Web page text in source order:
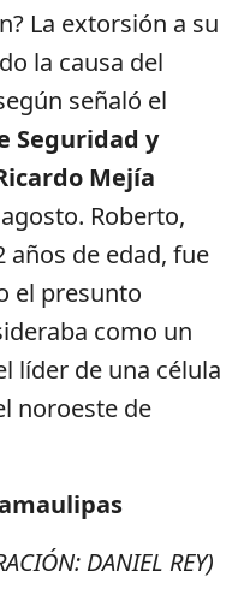
La extorsión a su
la causa del
señaló el
Seguridad y
Mejía
Roberto,
años de edad, fue
el presunto
como un
líder de una célula
noroeste de
DANIEL REY)